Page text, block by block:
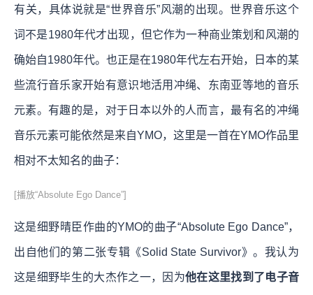
有关，具体说就是“世界音乐”风潮的出现。世界音乐这个
词不是1980年代才出现，但它作为一种商业策划和风潮的
确始自1980年代。也正是在1980年代左右开始，日本的某
些流行音乐家开始有意识地活用冲绳、东南亚等地的音乐
元素。有趣的是，对于日本以外的人而言，最有名的冲绳
音乐元素可能依然是来自YMO，这里是一首在YMO作品里
相对不太知名的曲子：
[播放“Absolute Ego Dance”]
这是细野晴臣作曲的YMO的曲子“Absolute Ego Dance”，
出自他们的第二张专辑《Solid State Survivor》。我认为
这是细野毕生的大杰作之一，因为他在这里找到了电子音